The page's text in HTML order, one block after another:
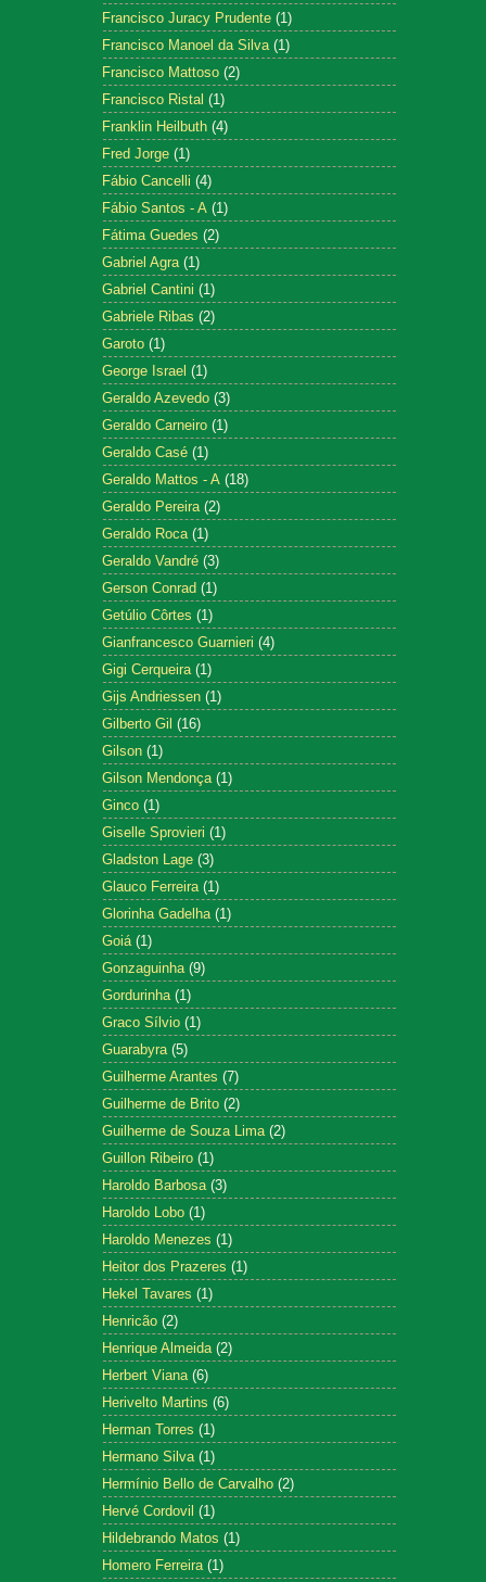
Francisco Juracy Prudente (1)
Francisco Manoel da Silva (1)
Francisco Mattoso (2)
Francisco Ristal (1)
Franklin Heilbuth (4)
Fred Jorge (1)
Fábio Cancelli (4)
Fábio Santos - A (1)
Fátima Guedes (2)
Gabriel Agra (1)
Gabriel Cantini (1)
Gabriele Ribas (2)
Garoto (1)
George Israel (1)
Geraldo Azevedo (3)
Geraldo Carneiro (1)
Geraldo Casé (1)
Geraldo Mattos - A (18)
Geraldo Pereira (2)
Geraldo Roca (1)
Geraldo Vandré (3)
Gerson Conrad (1)
Getúlio Côrtes (1)
Gianfrancesco Guarnieri (4)
Gigi Cerqueira (1)
Gijs Andriessen (1)
Gilberto Gil (16)
Gilson (1)
Gilson Mendonça (1)
Ginco (1)
Giselle Sprovieri (1)
Gladston Lage (3)
Glauco Ferreira (1)
Glorinha Gadelha (1)
Goiá (1)
Gonzaguinha (9)
Gordurinha (1)
Graco Sílvio (1)
Guarabyra (5)
Guilherme Arantes (7)
Guilherme de Brito (2)
Guilherme de Souza Lima (2)
Guillon Ribeiro (1)
Haroldo Barbosa (3)
Haroldo Lobo (1)
Haroldo Menezes (1)
Heitor dos Prazeres (1)
Hekel Tavares (1)
Henricão (2)
Henrique Almeida (2)
Herbert Viana (6)
Herivelto Martins (6)
Herman Torres (1)
Hermano Silva (1)
Hermínio Bello de Carvalho (2)
Hervé Cordovil (1)
Hildebrando Matos (1)
Homero Ferreira (1)